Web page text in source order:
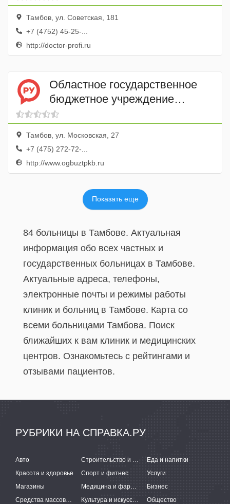
Тамбов, ул. Советская, 181
+7 (4752) 45-25-...
http://doctor-profi.ru
Областное государственное
бюджетное учреждение
Тамбовской области
Психиатрическая клиническая
больница Отделение № 7
Тамбов, ул. Московская, 27
+7 (475) 272-72-...
http://www.ogbuztpkb.ru
Показать еще
84 больницы в Тамбове. Актуальная
информация обо всех частных и
государственных больницах в Тамбове.
Актуальные адреса, телефоны,
электронные почты и режимы работы
клиник и больниц в Тамбове. Карта со
всеми больницами Тамбова. Поиск
ближайших к вам клиник и медицинских
центров. Ознакомьтесь с рейтингами и
отзывами пациентов.
РУБРИКИ НА СПРАВКА.РУ
Авто Строительство и ремонт
Еда и напитки
Красота и здоровье
Спорт и фитнес
Услуги
Магазины
Медицина и фармацевтика
Бизнес
Средства массовой информации
Культура и искусство Общество